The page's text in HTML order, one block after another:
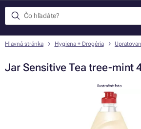
Hlavná stránka Hygiena + Drogéria
Jar Sensitive Tea tree-mint
ilustračné foto